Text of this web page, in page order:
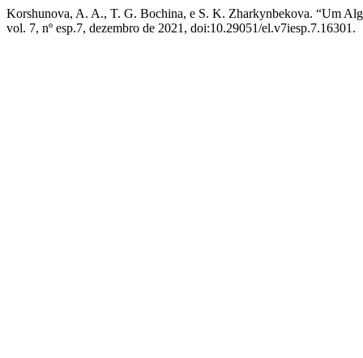
Korshunova, A. A., T. G. Bochina, e S. K. Zharkynbekova. “Um
vol. 7, nº esp.7, dezembro de 2021, doi:10.29051/el.v7iesp.7.16301.